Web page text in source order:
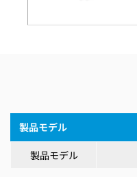
製品モデル
製品モデル